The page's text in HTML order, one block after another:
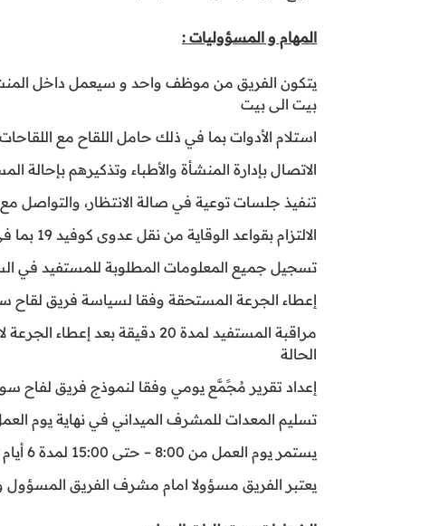
المهام و المسؤوليات :
يتكون الفريق من موظف واحد و سيعمل داخل
بيت الى بيت
استلام الأدوات بما في ذلك حامل اللقاح مع
الاتصال بإدارة المنشأة والأطباء وتذكيرهم
تنفيذ جلسات توعية في صالة الانتظار، والتواصل مع
الالتزام بقواعد الوقاية من نقل عدوى كوفيد 19 بما في ذلك ارتداء قناع، وغسل اليدين بالماء والصابون، أو استخدام المطهرات بشكل متكرر.
تسجيل جميع المعلومات المطلوبة للمستفيد في
إعطاء الجرعة المستحقة وفقا لسياسة فريق لقاح
مراقبة المستفيد لمدة 20
الحالة
إعداد تقرير مُجًمَّع يومي وفقا لنموذج فريق لفاح
تسليم المعدات للمشرف الميداني في نهاية يوم
يستمر يوم العمل من 8:00 – حتى 15:00 لمدة 6 أيام في الأسبوع، الجمعة عطلة
يعتبر الفريق مسؤولا امام مشرف الفريق